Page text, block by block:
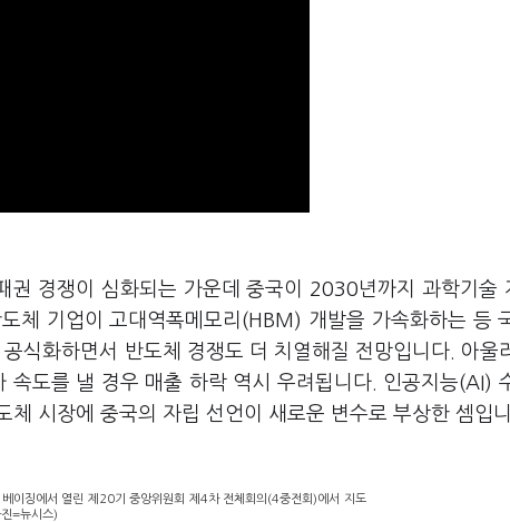
권 경쟁이 심화되는 가운데 중국이 2030년까지 과학기술
체 기업이 고대역폭메모리(HBM) 개발을 가속화하는 등
식화하면서 반도체 경쟁도 더 치열해질 전망입니다. 아울
도를 낼 경우 매출 하락 역시 우려됩니다. 인공지능(AI)
체 시장에 중국의 자립 선언이 새로운 변수로 부상한 셈입
이징에서 열린 제20기 중앙위원회 제4차 전체회의(4중전회)에서 지도
=뉴시스)